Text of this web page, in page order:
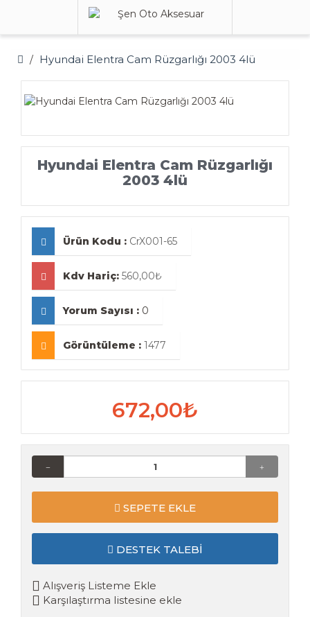
Hyundai Elentra Cam Rüzgarlığı 2003 4lü
Hyundai Elentra Cam Rüzgarlığı
2003 4lü
Ürün Kodu : CrX001-65
Kdv Hariç: 560,00₺
Yorum Sayısı : 0
Görüntüleme : 1477
672,00₺
SEPETE EKLE
DESTEK TALEBI
Alışveriş Listeme Ekle
Karşılaştırma listesine ekle